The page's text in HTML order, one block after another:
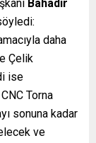
Bahadır
daha
Çelik
ise
Torna
sonuna kadar
ve